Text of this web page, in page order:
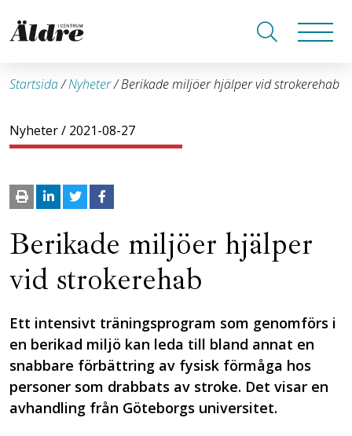
Startsida/Nyheter/Berikade miljöer hjälper vid strokerehab
Nyheter/ 2021-08-27
Berikade miljöer hjälper
vid strokerehab
Ett intensivt träningsprogram som genomförs i
en berikad miljö kan leda till bland annat en
snabbare förbättring av fysisk förmåga hos
personer som drabbats av stroke. Det visar en
avhandling från Göteborgs universitet.